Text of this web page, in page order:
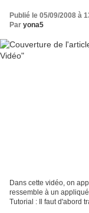
Publié le 05/09/2008 à
Par yona5
Dans cette vidéo, on
ressemble à un
Tutorial : Il faut d'abord